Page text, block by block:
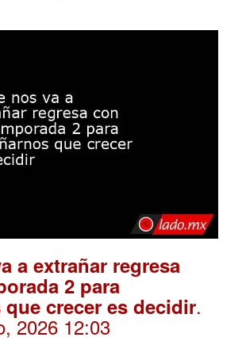
a extrañar regresa
2 para
crecer es decidir.
2026 12:03